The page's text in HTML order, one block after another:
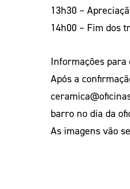
13h30 –
14h00 – Fim dos
Informações
Após a
barro no dia da
As imagens vão